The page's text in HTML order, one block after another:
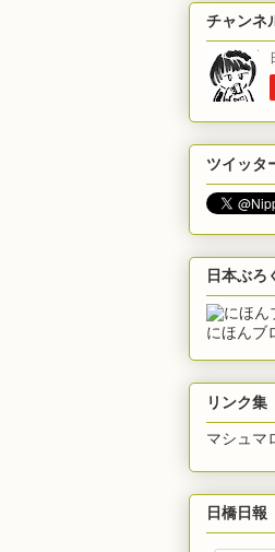
チャンネ
ツイッタ
日本ぶろ
にほんブ
リンク集
マシュマ
日橋日報